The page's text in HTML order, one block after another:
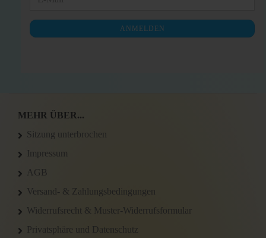
NEWSLETTER-
ANMELDUNG
ANMELDEN
MEHR ÜBER...
Sitzung unterbrochen
Impressum
AGB
Versand- & Zahlungsbedingungen
Widerrufsrecht & Muster-Widerrufsformular
Privatsphäre und Datenschutz